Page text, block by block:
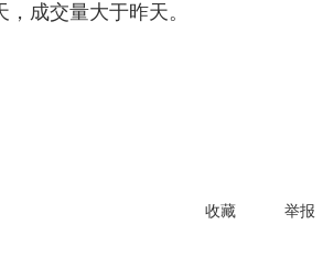
成交量大于昨天。
收藏 举报